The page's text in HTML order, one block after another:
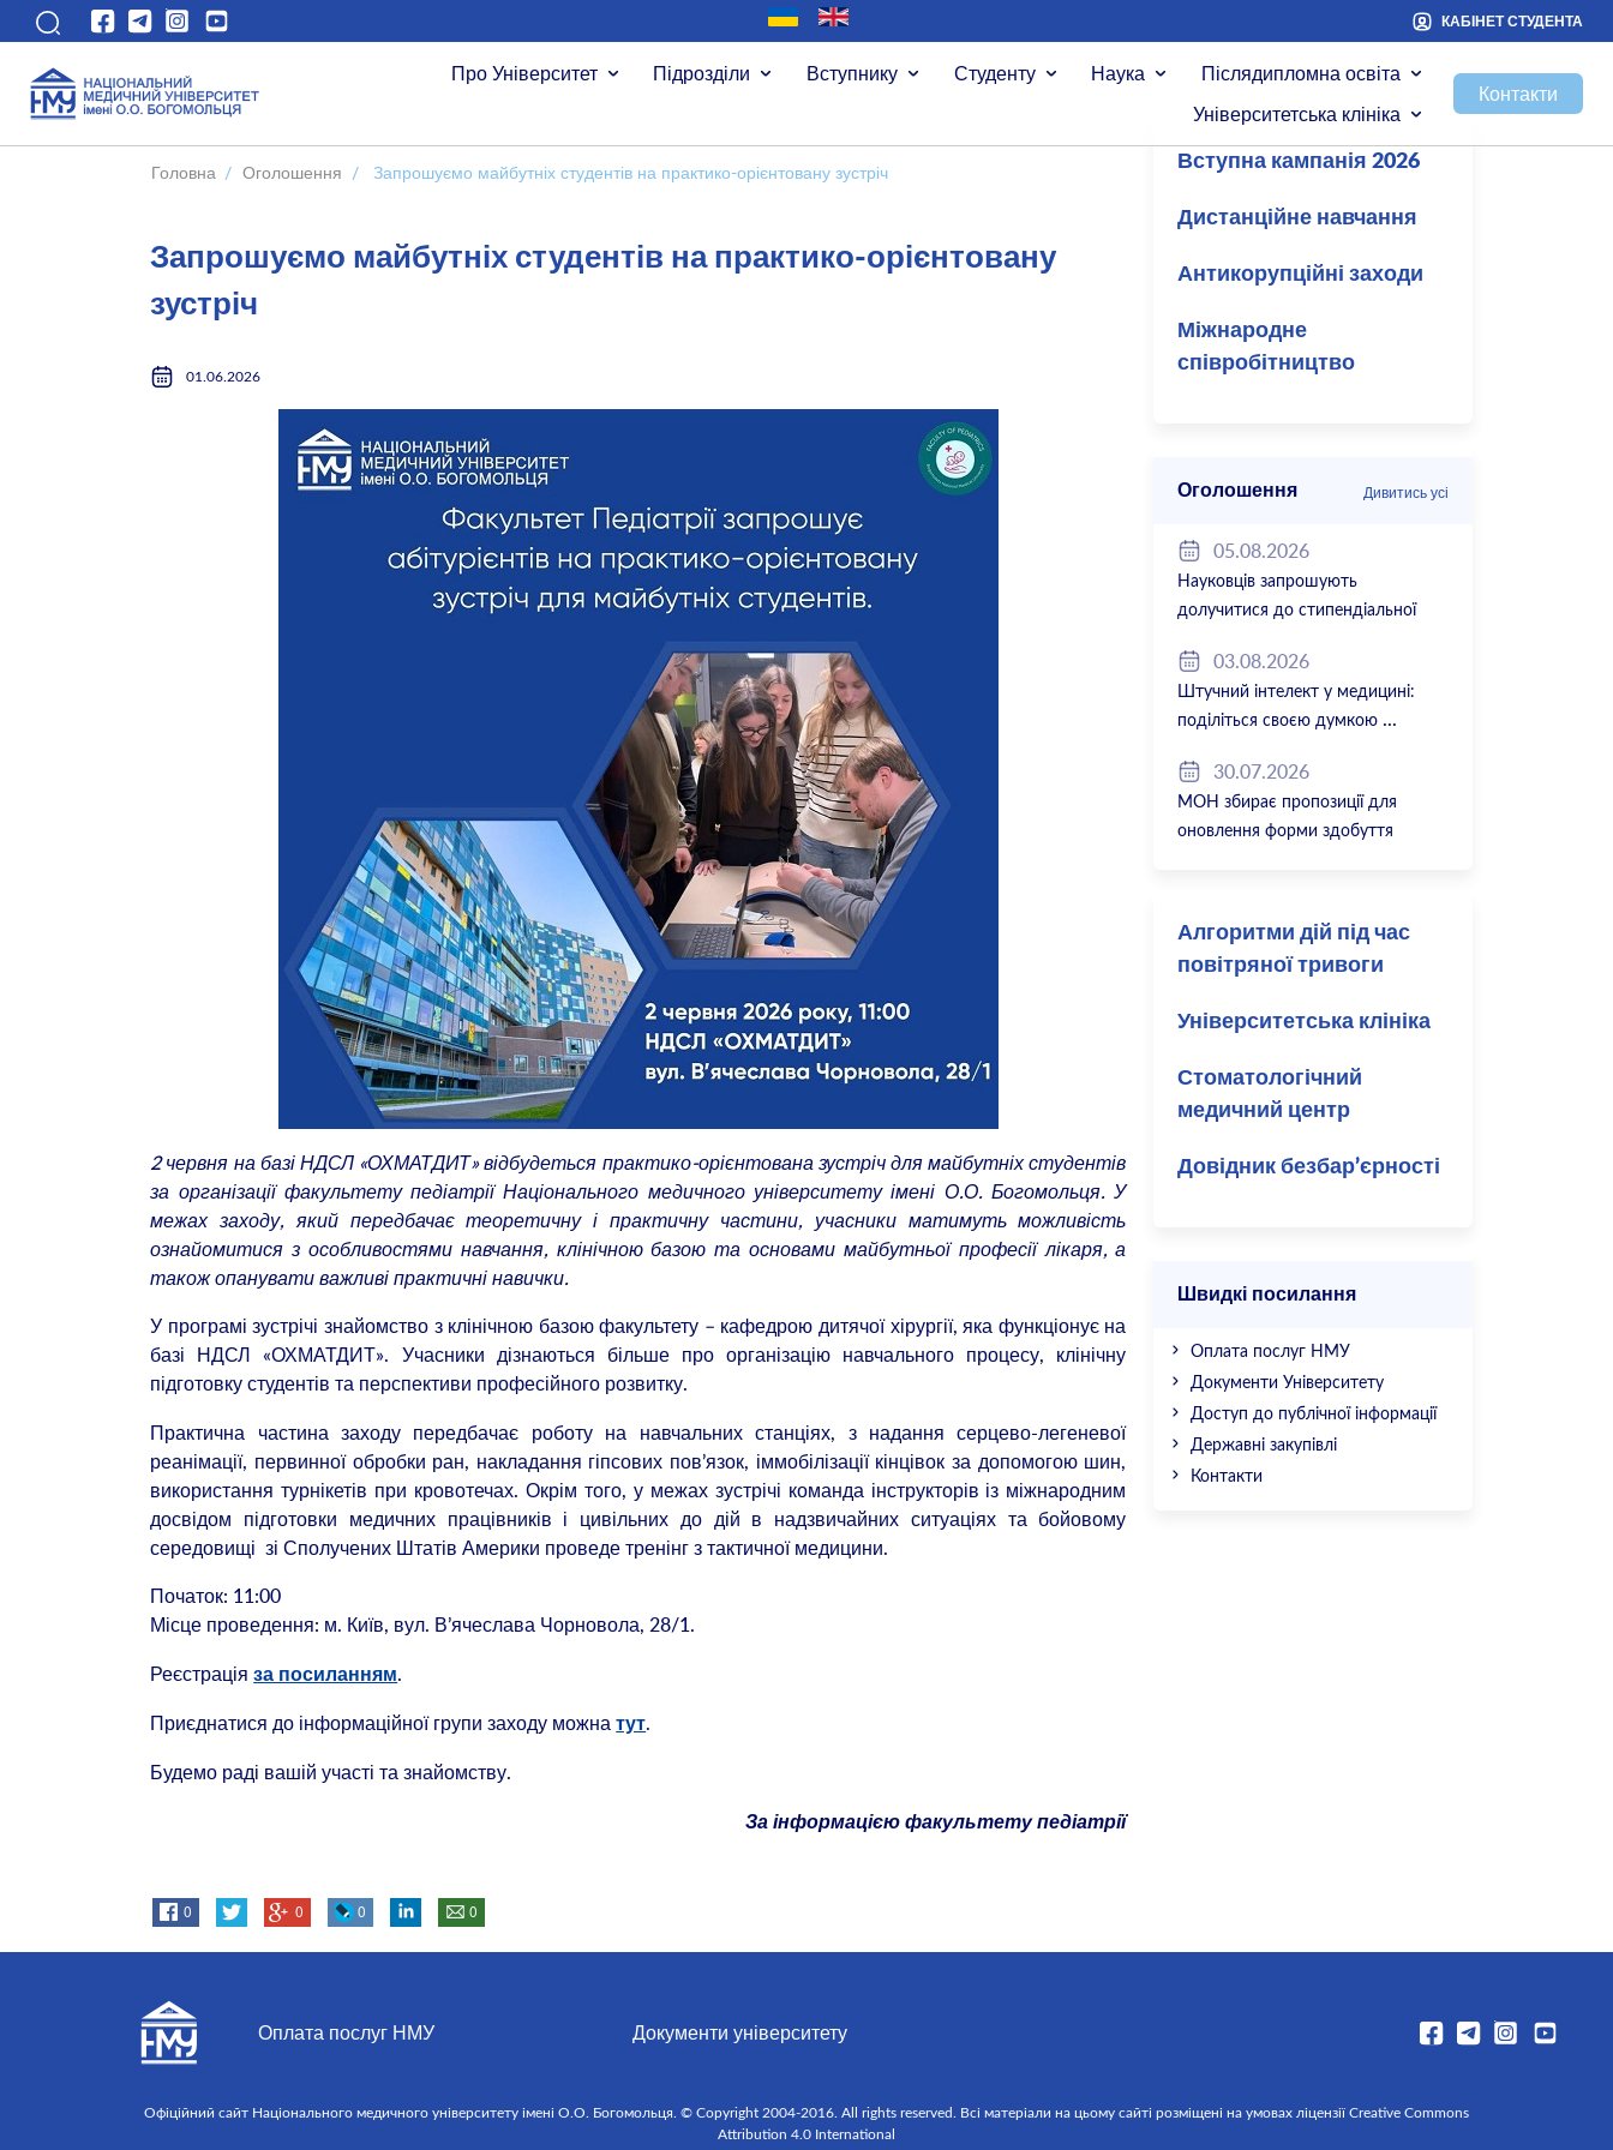
КАБІНЕТ СТУДЕНТА
Про Університет Підрозділи Вступнику Студенту Наука
Післядипломна освіта
Університетська клініка
Контакти
Головна / Оголошення / Запрошуємо майбутніх студентів на практико-орієнтовану зустріч
Запрошуємо майбутніх студентів на практико-орієнтовану
зустріч
01.06.2026
2 червня на базі НДСЛ «ОХМАТДИТ» відбудеться практико-орієнтована зустріч для майбутніх студентів
за організації факультету педіатрії Національного медичного університету імені О.О. Богомольця. У
межах заходу, який передбачає теоретичну і практичну частини, учасники матимуть можливість
ознайомитися з особливостями навчання, клінічною базою та основами майбутньої професії лікаря, а
також опанувати важливі практичні навички.
У програмі зустрічі знайомство з клінічною базою факультету – кафедрою дитячої хірургії, яка функціонує на
базі НДСЛ «ОХМАТДИТ». Учасники дізнаються більше про організацію навчального процесу, клінічну
підготовку студентів та перспективи професійного розвитку.
Практична частина заходу передбачає роботу на навчальних станціях, з надання серцево-легеневої
реанімації, первинної обробки ран, накладання гіпсових пов’язок, іммобілізації кінцівок за допомогою шин,
використання турнікетів при кровотечах. Окрім того, у межах зустрічі команда інструкторів із міжнародним
досвідом підготовки медичних працівників і цивільних до дій в надзвичайних ситуаціях та бойовому
середовищі зі Сполучених Штатів Америки проведе тренінг з тактичної медицини.
Початок: 11:00
Місце проведення: м. Київ, вул. В’ячеслава Чорновола, 28/1.
Реєстраціяза посиланням.
Приєднатися до інформаційної групи заходу можнатут.
Будемо раді вашій участі та знайомству.
За інформацією факультету педіатрії
0 0 0 0
Вступна кампанія 2026
Дистанційне навчання
Антикорупційні заходи
Міжнародне
співробітництво
Оголошення Дивитись усі
05.08.2026
Науковців запрошують
долучитися до стипендіальної
2027/2803.08.2026
Штучний інтелект у медицині:
поділіться своєю думкою
30.07.2026
МОН збирає пропозиції для
оновлення форми здобуття
Алгоритми дій під час
повітряної тривоги
Університетська клініка
Стоматологічний
медичний центр
Довідник безбар’єрності
Швидкі посилання
Оплата послуг НМУ
Документи Університету
Доступ до публічної інформації
Державні закупівлі
Контакти
Оплата послуг НМУ Документи університету
Офіційний сайт Національного медичного університету імені О.О. Богомольця. © Copyright 2004-2016. All rights reserved. Всі матеріали на цьому сайті розміщені на умовах ліцензії Creative Commons
Attribution 4.0 International